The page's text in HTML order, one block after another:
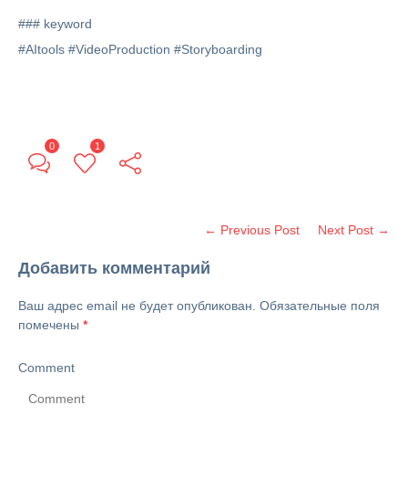
### keyword
#AItools #VideoProduction #Storyboarding
0 1
← Previous Post Next Post →
Добавить комментарий
Ваш адрес email не будет опубликован. Обязательные поля
помечены *
Comment